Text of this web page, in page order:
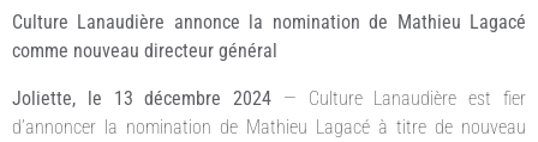
Culture Lanaudière annonce la nomination de Mathieu Lagacé
comme nouveau directeur général
Joliette, le 13 décembre 2024 — Culture Lanaudière est fier
d’annoncer la nomination de Mathieu Lagacé à titre de nouveau